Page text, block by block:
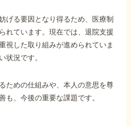
げる要因となり得るため、医療制
れています。現在では、退院支援
視した取り組みが進められていま
状況です。
ための仕組みや、本人の意思を尊
も、今後の重要な課題です。